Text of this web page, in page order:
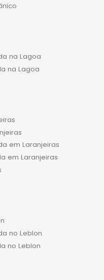
na Lagoa
na Lagoa
em Laranjeiras
em Laranjeiras
no Leblon
no Leblon